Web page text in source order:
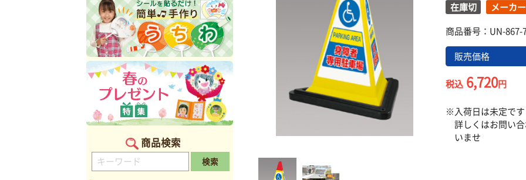
商品検索
検索
在庫切 メーカ
商品番号：UN-867-
販売価格
税込 6,720円
入荷日は未定です
詳しくはお問い
いませ